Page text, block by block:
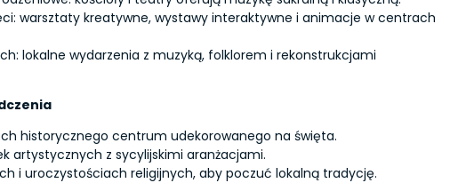
warsztaty kreatywne, wystawy interaktywne i animacje w centrach
lokalne wydarzenia z muzyką, folklorem i rekonstrukcjami
historycznego centrum udekorowanego na święta.
artystycznych z sycylijskimi aranżacjami.
i uroczystościach religijnych, aby poczuć lokalną tradycję.